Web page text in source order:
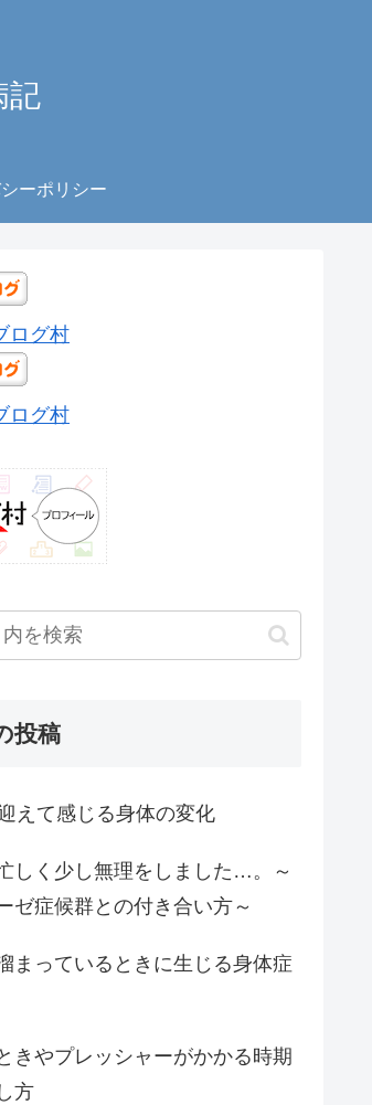
記
ーポリシー
ログ村
ログ村
投稿
えて感じる身体の変化
しく少し無理をしました…。～
ゼ症候群との付き合い方～
まっているときに生じる身体症
きやプレッシャーがかかる時期
方